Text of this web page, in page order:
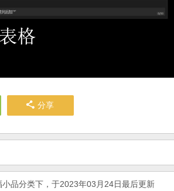
分享
小品分类下，于2023年03月24日最后更新